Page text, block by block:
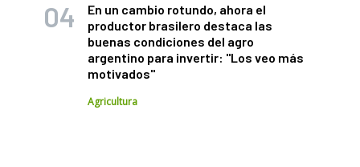
En un cambio rotundo, ahora el
productor brasilero destaca las
buenas condiciones del agro
argentino para invertir: "Los veo más
motivados"
Agricultura